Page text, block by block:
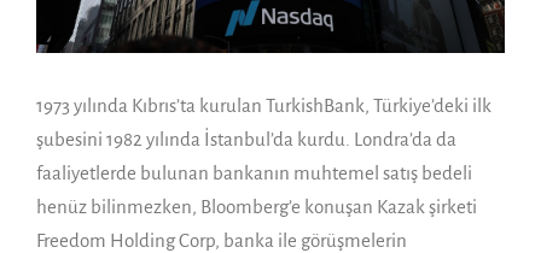
1973 yılında Kıbrıs’ta kurulan TurkishBank, Türkiye’deki ilk
şubesini 1982 yılında İstanbul’da kurdu. Londra’da da
faaliyetlerde bulunan bankanın muhtemel satış bedeli
henüz bilinmezken, Bloomberg’e konuşan Kazak şirketi
Freedom Holding Corp, banka ile görüşmelerin